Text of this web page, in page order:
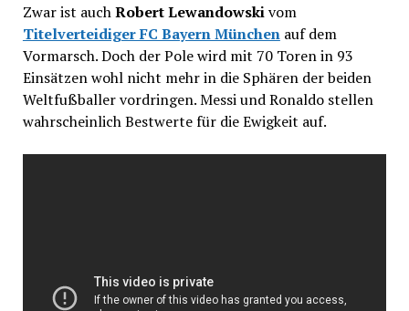
Zwar ist auchRobert Lewandowskivom
Titelverteidiger FC Bayern Münchenauf dem
Vormarsch. Doch der Pole wird mit 70 Toren in 93
Einsätzen wohl nicht mehr in die Sphären der beiden
Weltfußballer vordringen. Messi und Ronaldo stellen
wahrscheinlich Bestwerte für die Ewigkeit auf.